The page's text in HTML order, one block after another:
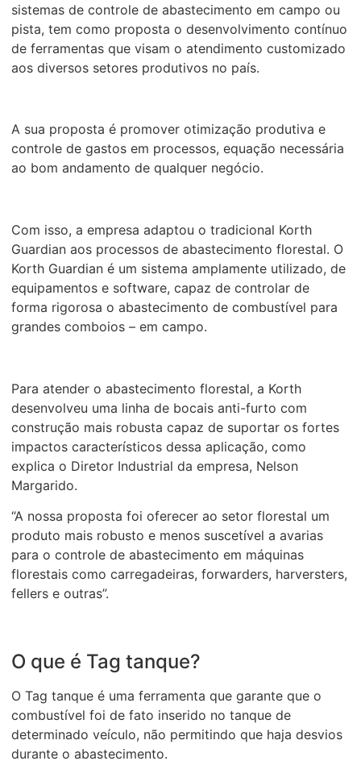
sistemas de controle de abastecimento em campo ou
pista, tem como proposta o desenvolvimento contínuo
de ferramentas que visam o atendimento customizado
aos diversos setores produtivos no país.
A sua proposta é promover otimização produtiva e
controle de gastos em processos, equação necessária
ao bom andamento de qualquer negócio.
Com isso, a empresa adaptou o tradicional Korth
Guardian aos processos de abastecimento florestal. O
Korth Guardian é um sistema amplamente utilizado, de
equipamentos e software, capaz de controlar de
forma rigorosa o abastecimento de combustível para
grandes comboios – em campo.
Para atender o abastecimento florestal, a Korth
desenvolveu uma linha de bocais anti-furto com
construção mais robusta capaz de suportar os fortes
impactos característicos dessa aplicação, como
explica o Diretor Industrial da empresa, Nelson
Margarido.
“A nossa proposta foi oferecer ao setor florestal um
produto mais robusto e menos suscetível a avarias
para o controle de abastecimento em máquinas
florestais como carregadeiras, forwarders, harversters,
fellers e outras”.
O que é Tag tanque?
O Tag tanque é uma ferramenta que garante que o
combustível foi de fato inserido no tanque de
determinado veículo, não permitindo que haja desvios
durante o abastecimento.